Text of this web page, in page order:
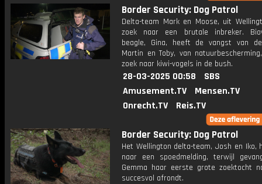
Border Security: Dog Patrol
Delta-team Mark en Moose, uit
zoek naar een brutale inbreker.
beagle, Gina, heeft de vangst van
Martin en Toby, van
zoek naar kiwi-vogels in de bush.
28-03-2025 00:58
SBS
Amusement.TV
Mensen.TV
Onrecht.TV
Reis.TV
Border Security: Dog Patrol
Het Wellington delta-team, Josh en Iko,
naar een spoedmelding, terwijl
Gemma haar eerste grote zoektocht
succesvol afrondt.